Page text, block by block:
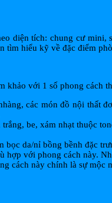
diện tích: chung cư
tìm hiểu kỹ về đặc điểm
khảo với 1 số phong cách
các món đồ nội thất
be, xám nhạt thuộc
bọc da/nỉ bồng bềnh đặc
hợp với phong cách này.
cách này chính là sự mộc